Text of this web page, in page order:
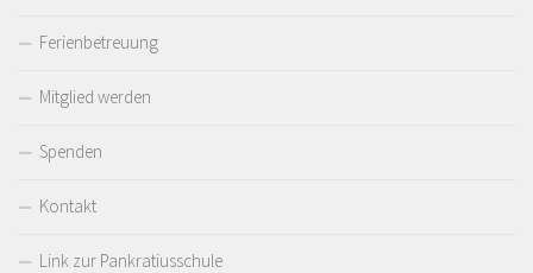
Ferienbetreuung
Mitglied werden
Spenden
Kontakt
Link zur Pankratiusschule